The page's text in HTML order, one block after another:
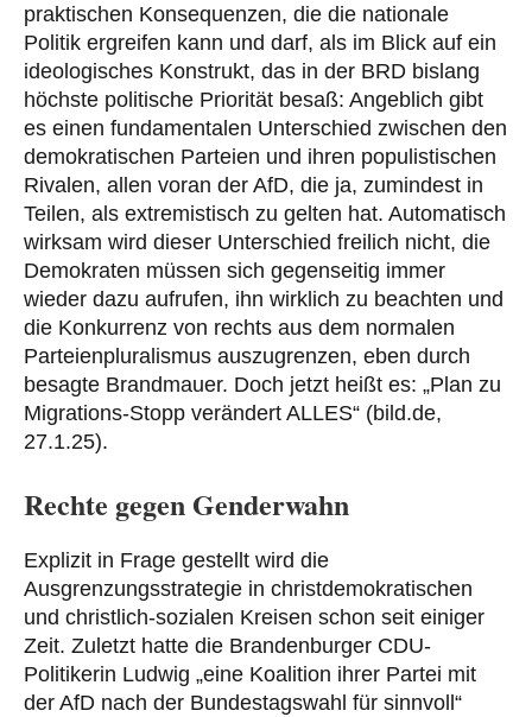
praktischen Konsequenzen, die die nationale
Politik ergreifen kann und darf, als im Blick auf ein
ideologisches Konstrukt, das in der BRD bislang
höchste politische Priorität besaß: Angeblich gibt
es einen fundamentalen Unterschied zwischen den
demokratischen Parteien und ihren populistischen
Rivalen, allen voran der AfD, die ja, zumindest in
Teilen, als extremistisch zu gelten hat. Automatisch
wirksam wird dieser Unterschied freilich nicht, die
Demokraten müssen sich gegenseitig immer
wieder dazu aufrufen, ihn wirklich zu beachten und
die Konkurrenz von rechts aus dem normalen
Parteienpluralismus auszugrenzen, eben durch
besagte Brandmauer. Doch jetzt heißt es: „Plan zu
Migrations-Stopp verändert ALLES“ (bild.de,
27.1.25).
Rechte gegen Genderwahn
Explizit in Frage gestellt wird die
Ausgrenzungsstrategie in christdemokratischen
und christlich-sozialen Kreisen schon seit einiger
Zeit. Zuletzt hatte die Brandenburger CDU-
Politikerin Ludwig „eine Koalition ihrer Partei mit
der AfD nach der Bundestagswahl für sinnvoll“